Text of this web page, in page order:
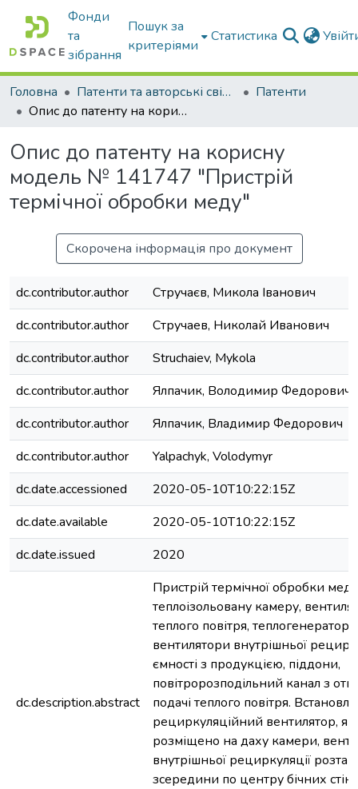
Фонди
та
зібрання
Пошук за
критеріями
Статистика
Головна Патенти та авторські свідоцтва
Патенти
Опис до патенту на корисну модель № 141747 "Пристрій термічної обробки меду"
Опис до патенту на корисну
модель № 141747 "Пристрій
термічної обробки меду"
Скорочена інформація про документ
dc.contributor.author
Стручаєв, Микола Іванович
dc.contributor.author
Стручаев, Николай Иванович
dc.contributor.author
Struchaiev, Mykola
dc.contributor.author
Ялпачик, Володимир Федорович
dc.contributor.author
Ялпачик, Владимир Федорович
dc.contributor.author
Yalpachyk, Volodymyr
dc.date.accessioned
2020-05-10T10:22:15Z
dc.date.available
2020-05-10T10:22:15Z
dc.date.issued
2020
dc.description.abstract
Пристрій термічної обробки
теплоізольовану камеру,
теплого повітря, теплогенератор,
вентилятори внутрішньої
ємності з продукцією, піддони,
повітророзподільний канал з
подачі теплого повітря.
рециркуляційний вентилятор,
розміщено на даху камери,
внутрішньої рециркуляції
зсередини по центру бічних